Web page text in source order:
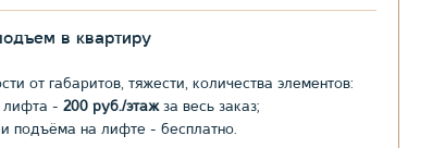
в квартиру
от габаритов, тяжести, количества элементов:
лифта - 200 руб./этажза весь заказ;
подъёма на лифте - бесплатно.